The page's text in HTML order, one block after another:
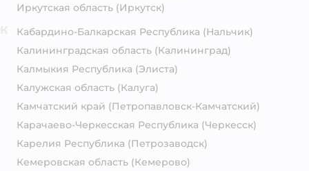
Иркутская область (Иркутск)
Кабардино-Балкарская Республика (Нальчик)
Калининградская область (Калининград)
Калмыкия Республика (Элиста)
Калужская область (Калуга)
Камчатский край (Петропавловск-Камчатский)
Карачаево-Черкесская Республика (Черкесск)
Карелия Республика (Петрозаводск)
Кемеровская область (Кемерово)